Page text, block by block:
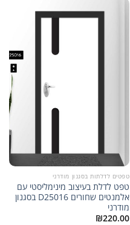
טפטים לדלתות בסגנון מודרני
טפט לדלת בעיצוב מינימליסטי עם
אלמנטים שחורים D25016 בסגנון
מודרני
₪220.00